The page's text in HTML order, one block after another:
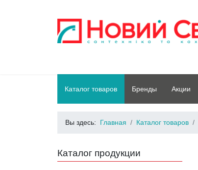
Каталог товаров Бренды Акции
Вы здесь: Главная Каталог товаров
Каталог продукции